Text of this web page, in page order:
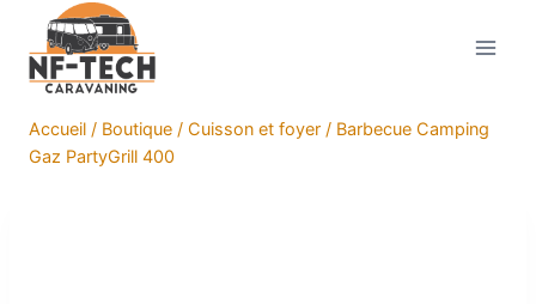
contenu
Accueil / Boutique / Cuisson et foyer / Barbecue Camping
Gaz PartyGrill 400